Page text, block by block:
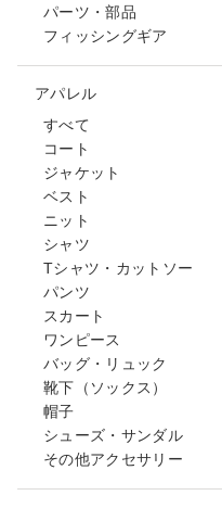
パーツ・部品
フィッシングギア
アパレル
すべて
コート
ジャケット
ベスト
ニット
シャツ
Tシャツ・カットソー
パンツ
スカート
ワンピース
バッグ・リュック
靴下（ソックス）
帽子
シューズ・サンダル
その他アクセサリー